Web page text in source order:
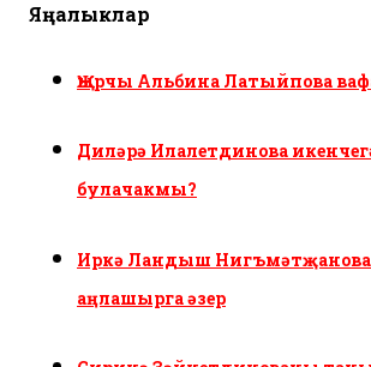
Яңалыклар
Җырчы Альбина Латыйпова
Диләрә Илалетдинова
булачакмы?
Иркә Ландыш Нигъмәтҗанова
аңлашырга әзер